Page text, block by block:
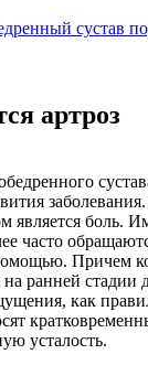
артроз
является боль.
часто
Причем
ранней стадии
как
усталость.